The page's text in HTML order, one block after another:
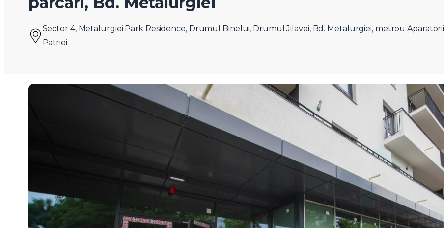
Sector 4, Metalurgiei Park Residence, Drumul Binelui, Drumul Jilavei, Bd. Metalurgiei, metrou Aparatorii
Patriei